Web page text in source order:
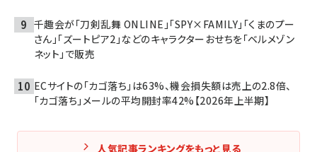
千趣会が「刀剣乱舞 ONLINE」「SPY×FAMILY」「くまのプー
さん」「ズートピア2」などのキャラクターおせちを「ベルメゾン
ネット」で販売
ECサイトの「カゴ落ち」は63%、機会損失額は売上の2.8倍、
「カゴ落ち」メールの平均開封率42%【2026年上半期】
人気記事ランキングをもっと見る